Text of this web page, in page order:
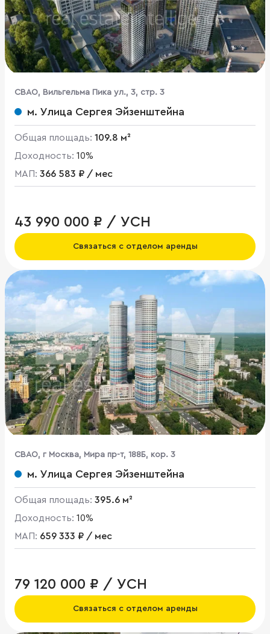
CВАО, Вильгельма Пика ул., 3, стр. 3
м. Улица Сергея Эйзенштейна
Общая площадь: 109.8 м²
Доходность: 10%
МАП: 366 583 ₽ / мес
43 990 000 ₽ / УСН
Связаться с отделом аренды
CВАО, г Москва, Мира пр-т, 188Б, кор. 3
м. Улица Сергея Эйзенштейна
Общая площадь: 395.6 м²
Доходность: 10%
МАП: 659 333 ₽ / мес
79 120 000 ₽ / УСН
Связаться с отделом аренды